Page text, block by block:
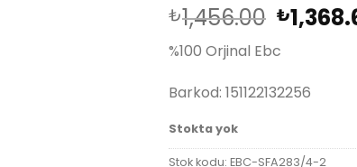
₺1,456.00 Orijinal
fiyat:
₺
%100 Orjinal Ebc
Barkod: 151122132256
Stokta yok
Stok kodu: EBC-SFA283/4-2